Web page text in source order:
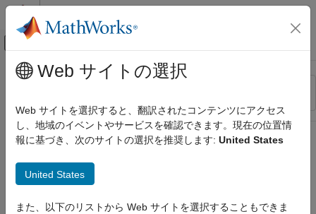
コンテンツへスキップ
オフキャンバス ナビゲーション メ
リソース
ステータス
メインコンテンツ
Web サイトの選択
Web サイトを選択すると、翻訳されたコンテンツにアクセス
し、地域のイベントやサービスを確認できます。現在の位置情
報に基づき、次のサイトの選択を推奨します: United States
United States
また、以下のリストから Web サイトを選択することもできま